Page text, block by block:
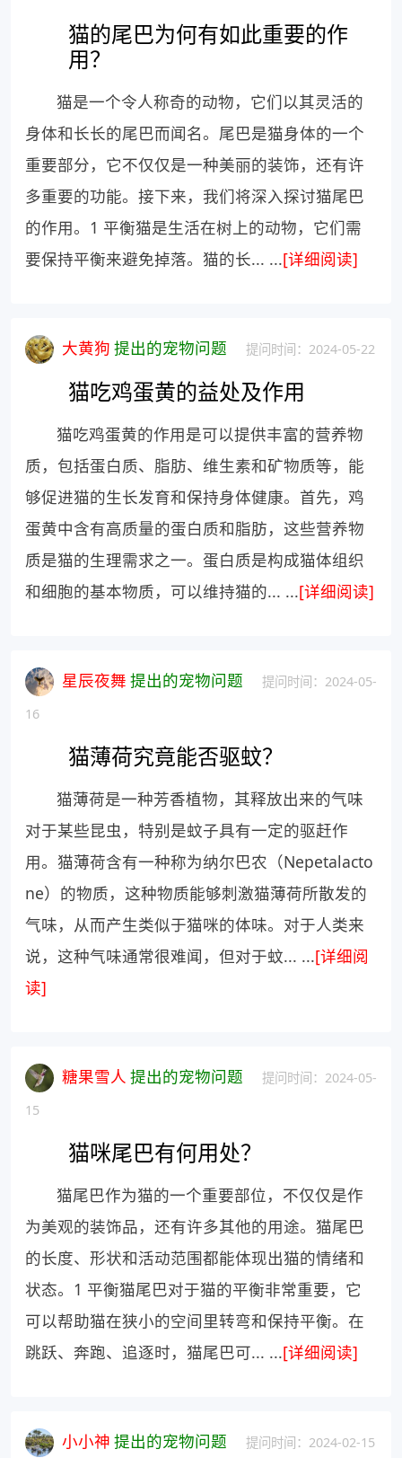
猫的尾巴为何有如此重要的作
用？
猫是一个令人称奇的动物，它们以其灵活的
身体和长长的尾巴而闻名。尾巴是猫身体的一个
重要部分，它不仅仅是一种美丽的装饰，还有许
多重要的功能。接下来，我们将深入探讨猫尾巴
的作用。1 平衡猫是生活在树上的动物，它们需
要保持平衡来避免掉落。猫的长... ...[详细阅读]
大黄狗 提出的宠物问题 提问时间：2024-05-22
猫吃鸡蛋黄的益处及作用
猫吃鸡蛋黄的作用是可以提供丰富的营养物
质，包括蛋白质、脂肪、维生素和矿物质等，能
够促进猫的生长发育和保持身体健康。首先，鸡
蛋黄中含有高质量的蛋白质和脂肪，这些营养物
质是猫的生理需求之一。蛋白质是构成猫体组织
和细胞的基本物质，可以维持猫的... ...[详细阅读]
星辰夜舞 提出的宠物问题
提问时间：2024-05-
16
猫薄荷究竟能否驱蚊？
猫薄荷是一种芳香植物，其释放出来的气味
对于某些昆虫，特别是蚊子具有一定的驱赶作
用。猫薄荷含有一种称为纳尔巴农（Nepetalacto
ne）的物质，这种物质能够刺激猫薄荷所散发的
气味，从而产生类似于猫咪的体味。对于人类来
说，这种气味通常很难闻，但对于蚊... ...[详细阅
读]
糖果雪人 提出的宠物问题
提问时间：2024-05-
15
猫咪尾巴有何用处？
猫尾巴作为猫的一个重要部位，不仅仅是作
为美观的装饰品，还有许多其他的用途。猫尾巴
的长度、形状和活动范围都能体现出猫的情绪和
状态。1 平衡猫尾巴对于猫的平衡非常重要，它
可以帮助猫在狭小的空间里转弯和保持平衡。在
跳跃、奔跑、追逐时，猫尾巴可... ...[详细阅读]
小小神 提出的宠物问题 提问时间：2024-02-15